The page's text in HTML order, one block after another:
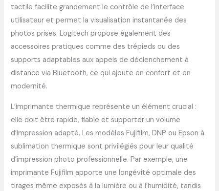
tactile facilite grandement le contrôle de l’interface
utilisateur et permet la visualisation instantanée des
photos prises. Logitech propose également des
accessoires pratiques comme des trépieds ou des
supports adaptables aux appels de déclenchement à
distance via Bluetooth, ce qui ajoute en confort et en
modernité.
L’imprimante thermique représente un élément crucial :
elle doit être rapide, fiable et supporter un volume
d’impression adapté. Les modèles Fujifilm, DNP ou Epson à
sublimation thermique sont privilégiés pour leur qualité
d’impression photo professionnelle. Par exemple, une
imprimante Fujifilm apporte une longévité optimale des
tirages même exposés à la lumière ou à l’humidité, tandis